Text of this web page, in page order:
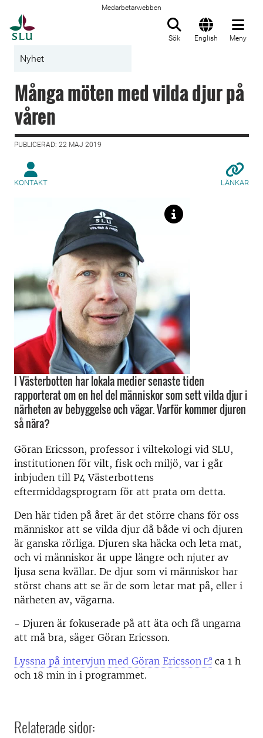
Medarbetarwebben
Sök English Meny
Nyhet
Många möten med vilda djur på
våren
PUBLICERAD: 22 MAJ 2019
KONTAKT LÄNKAR
I Västerbotten har lokala medier senaste tiden
rapporterat om en hel del människor som sett vilda djur i
närheten av bebyggelse och vägar. Varför kommer djuren
så nära?
Göran Ericsson, professor i viltekologi vid SLU,
institutionen för vilt, fisk och miljö, var i går
inbjuden till P4 Västerbottens
eftermiddagsprogram för att prata om detta.
Den här tiden på året är det större chans för oss
människor att se vilda djur då både vi och djuren
är ganska rörliga. Djuren ska häcka och leta mat,
och vi människor är uppe längre och njuter av
ljusa sena kvällar. De djur som vi människor har
störst chans att se är de som letar mat på, eller i
närheten av, vägarna.
- Djuren är fokuserade på att äta och få ungarna
att må bra, säger Göran Ericsson.
Lyssna på intervjun med Göran Ericsson
ca 1 h
och 18 min in i programmet.
Relaterade sidor: